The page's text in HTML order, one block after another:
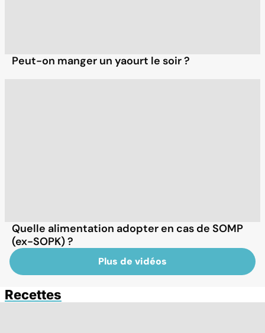
Peut-on manger un yaourt le soir ?
Quelle alimentation adopter en cas de SOMP
(ex-SOPK) ?
Plus de vidéos
Recettes